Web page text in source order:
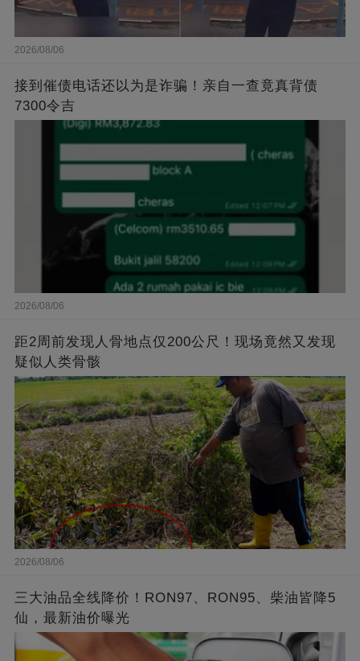
2026/08/06
接到催债电话还以为是诈骗！亲自一查竟真背债
7300令吉
2026/08/06
距2周前发现人骨地点仅200公尺！现场竟然又发现
疑似人类骨骸
2026/08/06
三大油品全线降价！RON97、RON95、柴油皆降5
仙，最新油价曝光